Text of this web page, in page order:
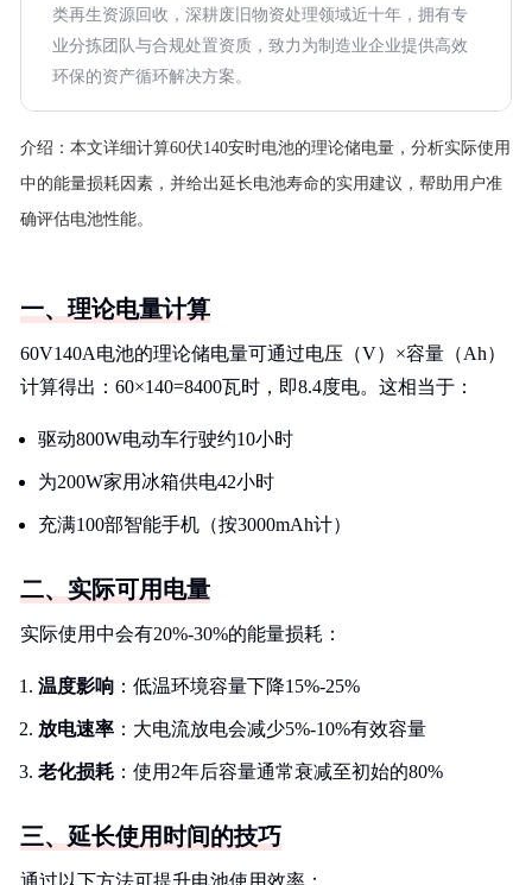
类再生资源回收，深耕废旧物资处理领域近十年，拥有专
业分拣团队与合规处置资质，致力为制造业企业提供高效
环保的资产循环解决方案。
介绍： 本文详细计算60伏140安时电池的理论储电量，分析实际使用
中的能量损耗因素，并给出延长电池寿命的实用建议，帮助用户准
确评估电池性能。
一、理论电量计算
60V140A电池的理论储电量可通过电压（V）×容量（Ah）
计算得出：60×140=8400瓦时，即8.4度电。这相当于：
驱动800W电动车行驶约10小时
为200W家用冰箱供电42小时
充满100部智能手机（按3000mAh计）
二、实际可用电量
实际使用中会有20%-30%的能量损耗：
温度影响 ：低温环境容量下降15%-25%
放电速率 ：大电流放电会减少5%-10%有效容量
老化损耗 ：使用2年后容量通常衰减至初始的80%
三、延长使用时间的技巧
通过以下方法可提升电池使用效率：